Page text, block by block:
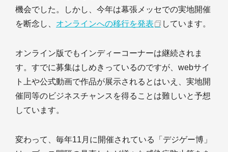
機会でした。しかし、今年は幕張メッセでの実地開催
を断念し、 オンラインへの移行を発表 しています。
オンライン版でもインディーコーナーは継続されま
す。すでに募集はしめきっているのですが、webサイ
ト上や公式動画で作品が展示されるとはいえ、実地開
催同等のビジネスチャンスを得ることは難しいと予想
しています。
変わって、毎年11月に開催されている「デジゲー博」